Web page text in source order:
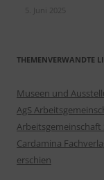
5. Juni 2025
THEMENVERWANDTE
Museen und
AgS
Cardamina
erschien